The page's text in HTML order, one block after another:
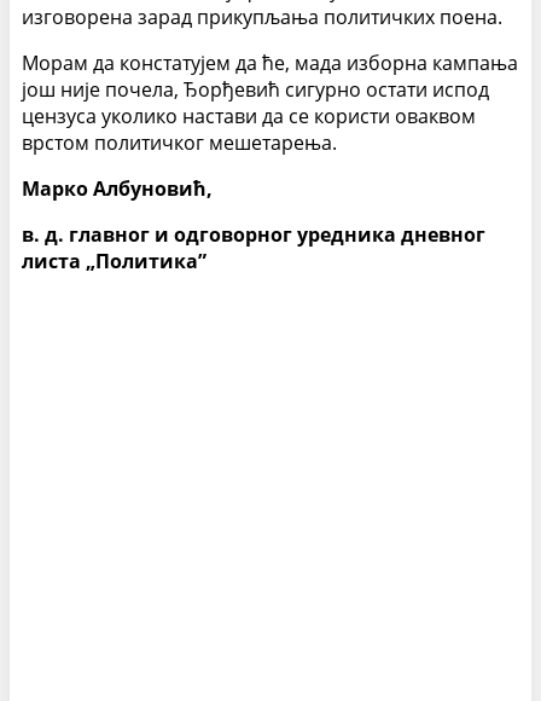
изговорена зарад прикупљања политичких поена.
Морам да констатујем да ће, мада изборна кампања
још није почела, Ђорђевић сигурно остати испод
цензуса уколико настави да се користи оваквом
врстом политичког мешетарења.
Марко Албуновић,
в. д. главног и одговорног уредника дневног
листа „Политика”